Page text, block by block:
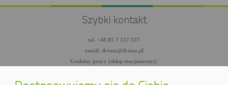
Szybki kontakt
tel. +48 85 7 337 337
email: drtusz@drtusz.pl
Godziny pracy (sklep stacjonarny):